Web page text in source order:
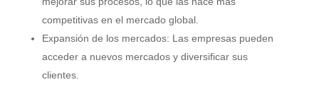
competitivas en el mercado global.
Expansión de los mercados: Las empresas pueden
acceder a nuevos mercados y diversificar sus
clientes.